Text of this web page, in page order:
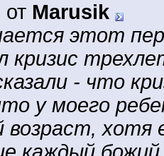
Marusik
этот
кризис
- что
у моего
возраст, хотя